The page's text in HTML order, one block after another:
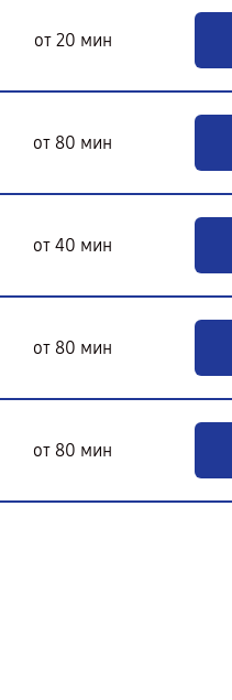
от 20 мин
от 80 мин
от 40 мин
от 80 мин
от 80 мин